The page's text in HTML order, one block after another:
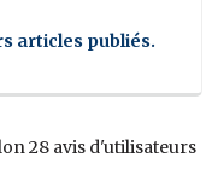
articles publiés.
28 avis d'utilisateurs